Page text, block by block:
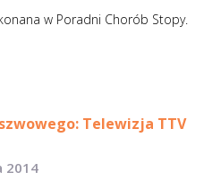
w Poradni Chorób Stopy.
Telewizja TTV
2014